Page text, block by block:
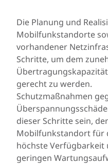
Die Planung und
Mobilfunkstandorte
vorhandener
Schritte, um dem
gerecht zu werden.
Schutzmaßnahmen
dieser Schritte sein,
Mobilfunkstandort für
höchste Verfügbarkeit
geringen